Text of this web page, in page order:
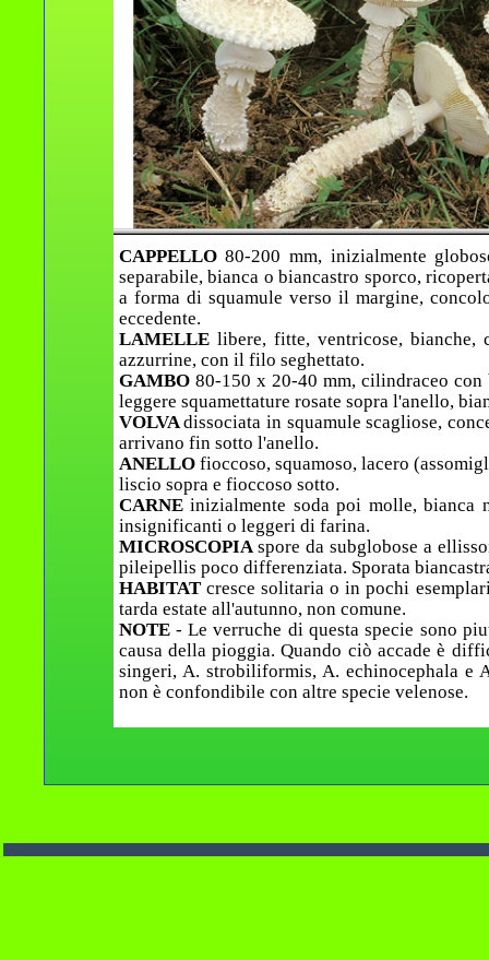
CAPPELLO80-200 mm, inizialmente
separabile, bianca o biancastro sporco,
a forma di squamule verso il margine,
eccedente.
LAMELLE libere, fitte, ventricose, bianche,
azzurrine, con il filo seghettato.
GAMBO 80-150 x 20-40 mm, cilindraceo con
leggere squamettature rosate sopra l'anello,
VOLVAdissociata in squamule scagliose,
arrivano fin sotto l'anello.
ANELLO fioccoso, squamoso, lacero
liscio sopra e fioccoso sotto.
CARNEinizialmente soda poi molle, bianca
insignificanti o leggeri di farina.
MICROSCOPIAspore da subglobose a
pileipellis poco differenziata. Sporata
HABITAT cresce solitaria o in pochi
tarda estate all'autunno, non comune.
NOTE - Le verruche di questa specie sono
causa della pioggia. Quando ciò accade è
singeri, A. strobiliformis, A. echinocephala e
non è confondibile con altre specie velenose.